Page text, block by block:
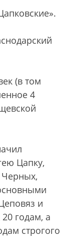
(в том
4
Цапку,
и
годам, а
строгого